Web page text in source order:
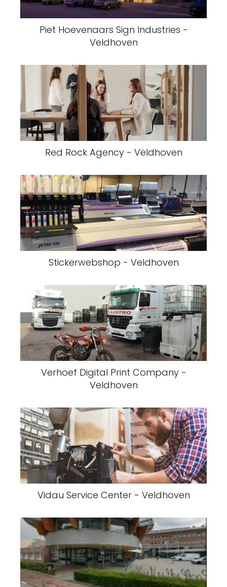
Piet Hoevenaars Sign Industries -
Veldhoven
Red Rock Agency - Veldhoven
Stickerwebshop - Veldhoven
Verhoef Digital Print Company -
Veldhoven
Vidau Service Center - Veldhoven